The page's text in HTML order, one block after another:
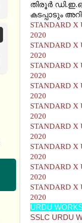
തിരൂര്‍
കടപ്പാടും
STANDARD X
2020
STANDARD X
2020
STANDARD X
2020
STANDARD X
2020
STANDARD X
2020
STANDARD X
2020
STANDARD X
2020
STANDARD X
2020
STANDARD X
2020
URDU
SSLC URDU